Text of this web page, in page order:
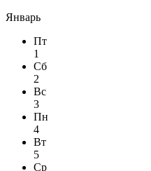
Январь
Пт
1
Сб
2
Вс
3
Пн
4
Вт
5
Ср